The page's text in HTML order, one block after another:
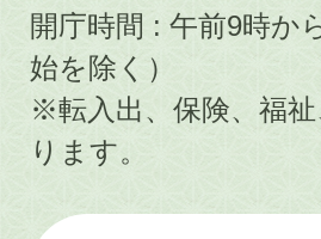
開庁時間 : 午前9時か
始を除く）
※転入出、保険、福
ります。